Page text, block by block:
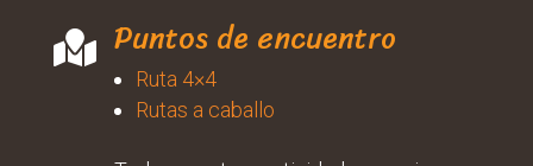
 Puntos de encuentro
Ruta 4×4
Rutas a caballo